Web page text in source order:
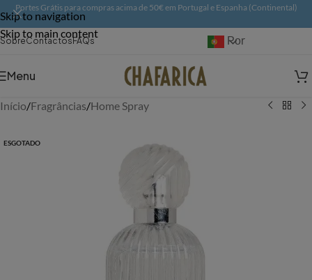
Skip to navigation
Skip to main content
Portes Grátis para compras acima de 50€ em Portugal e Espanha (Continental)
SobreContactosFAQs Português
Menu
Início/Fragrâncias/Home Spray
ESGOTADO